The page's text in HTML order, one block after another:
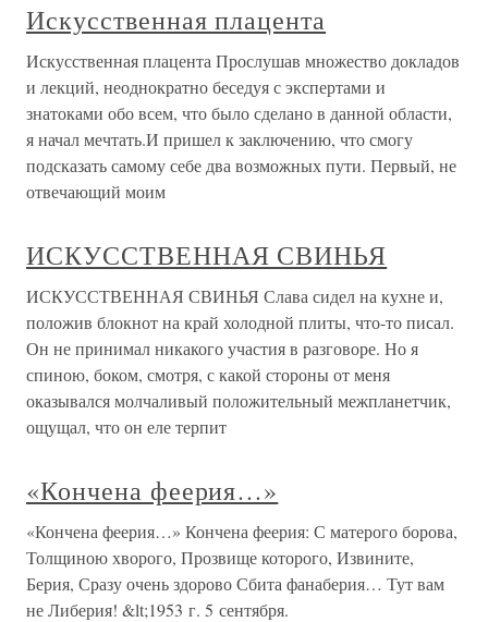
Искусственная плацента
Искусственная плацента Прослушав множество докладов
и лекций, неоднократно беседуя с экспертами и
знатоками обо всем, что было сделано в данной области,
я начал мечтать.И пришел к заключению, что смогу
подсказать самому себе два возможных пути. Первый, не
отвечающий моим
ИСКУССТВЕННАЯ СВИНЬЯ
ИСКУССТВЕННАЯ СВИНЬЯ Слава сидел на кухне и,
положив блокнот на край холодной плиты, что-то писал.
Он не принимал никакого участия в разговоре. Но я
спиною, боком, смотря, с какой стороны от меня
оказывался молчаливый положительный межпланетчик,
ощущал, что он еле терпит
«Кончена феерия…»
«Кончена феерия…» Кончена феерия: С матерого борова,
Толщиною хворого, Прозвище которого, Извините,
Берия, Сразу очень здорово Сбита фанаберия… Тут вам
не Либерия! &lt;1953 г. 5 сентября.